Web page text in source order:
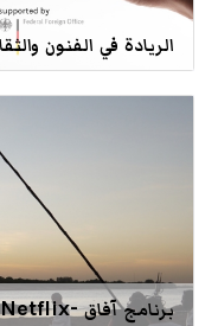
الريادة في الفنون